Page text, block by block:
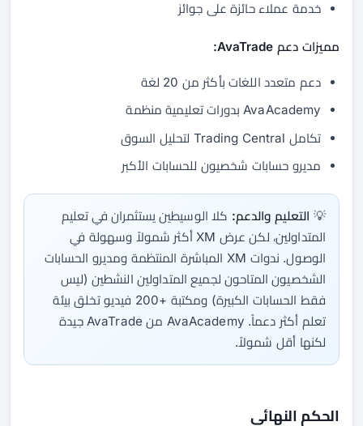
خدمة عملاء حائزة على جوائز
مميزات دعم AvaTrade:
دعم متعدد اللغات بأكثر من 20 لغة
AvaAcademy بدورات تعليمية منظمة
تكامل Trading Central لتحليل السوق
مديرو حسابات شخصيون للحسابات الأكبر
💡 التعليم والدعم: كلا الوسيطين يستثمران في تعليم
المتداولين، لكن عرض XM أكثر شمولاً وسهولة في
الوصول. ندوات XM المباشرة المنتظمة ومديرو الحسابات
الشخصيون المتاحون لجميع المتداولين النشطين (ليس
فقط الحسابات الكبيرة) ومكتبة +200 فيديو تخلق بيئة
تعلم أكثر دعماً. AvaAcademy من AvaTrade جيدة
لكنها أقل شمولاً.
الحكم النهائي